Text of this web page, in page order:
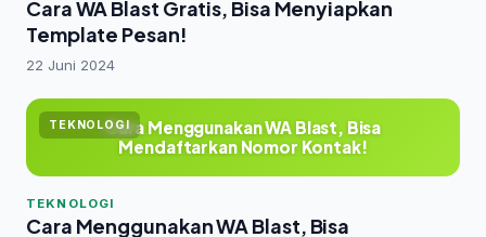
Cara WA Blast Gratis, Bisa Menyiapkan
Template Pesan!
22 Juni 2024
TEKNOLOGICara Menggunakan WA Blast, Bisa
Mendaftarkan Nomor Kontak!
TEKNOLOGI
Cara Menggunakan WA Blast, Bisa